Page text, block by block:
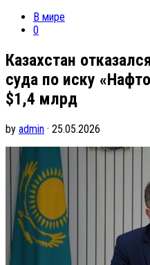
В мире
0
Казахстан
суда по иску
$1,4 млрд
by admin · 25.05.2026